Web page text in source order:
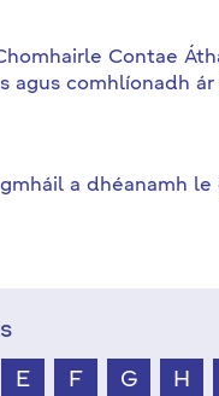
Contae
agus comhlíonadh ár
a dhéanamh
E F G H